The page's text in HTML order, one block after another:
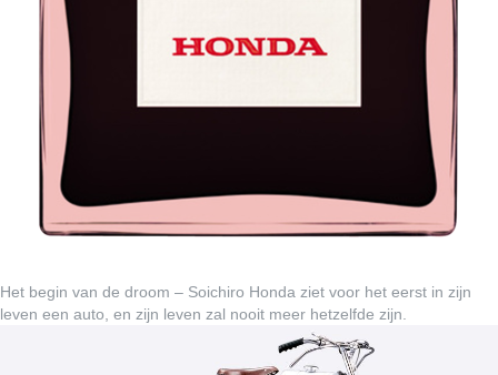
Het begin van de droom – Soichiro Honda ziet voor het eerst in zijn
leven een auto, en zijn leven zal nooit meer hetzelfde zijn.